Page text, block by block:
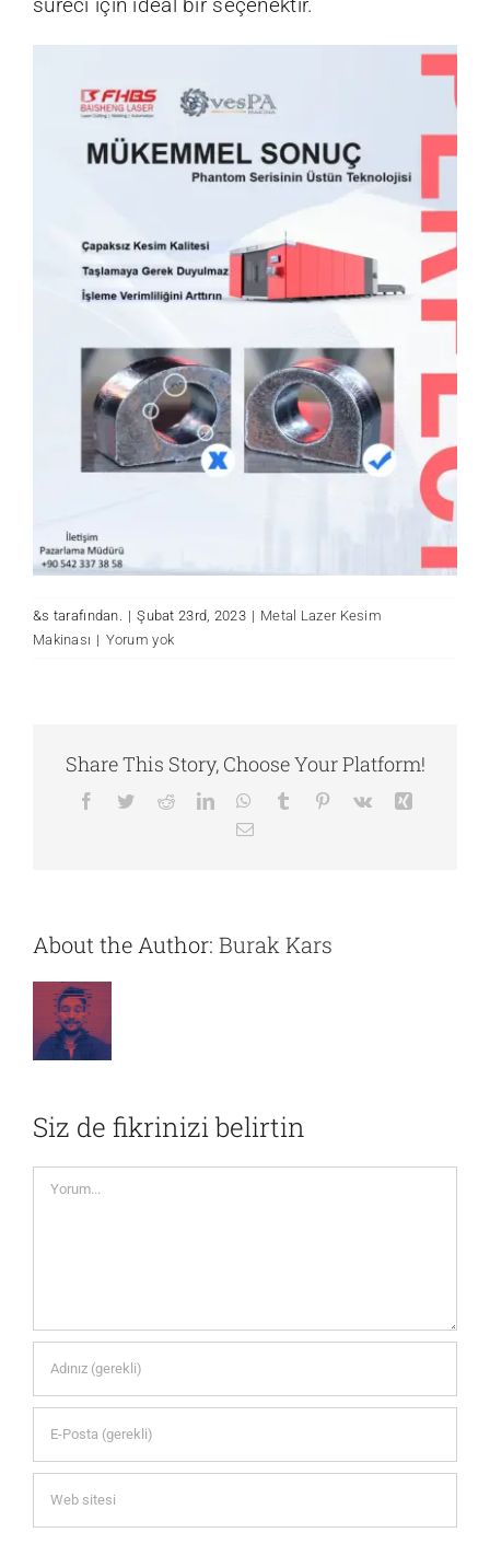
süreci için ideal bir seçenektir.
&s tarafından. | Şubat 23rd, 2023 | Metal Lazer Kesim
Makinası | Yorum yok
Share This Story, Choose Your Platform!
Facebook
TwitterRedditLinkedInWhatsApp
Tumblr Pinterest
Vk
E-
About the Author: Burak Kars
Siz de fikrinizi belirtin
Yorum